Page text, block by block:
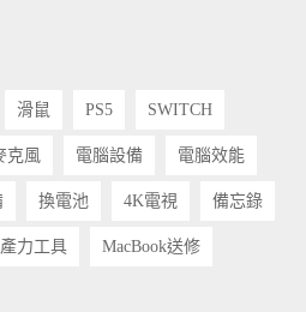
滑鼠 PS5 SWITCH
克風 電腦設備 電腦效能
換電池 4K電視 備忘錄
力工具 MacBook送修